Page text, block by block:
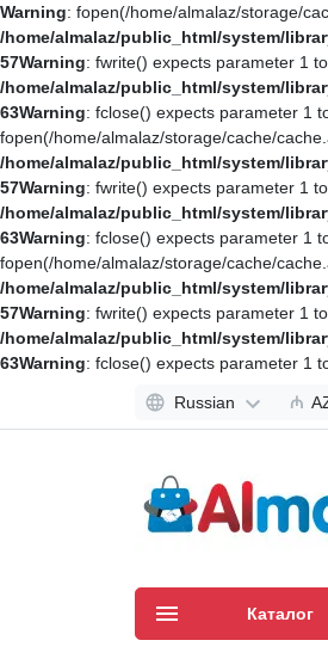
Warning: fopen(/home/almalaz/storage/
/home/almalaz/public_html/system/
57Warning: fwrite() expects parameter 1
/home/almalaz/public_html/system/
63Warning: fclose() expects parameter 1
fopen(/home/almalaz/storage/cache/
/home/almalaz/public_html/system/
57Warning: fwrite() expects parameter 1
/home/almalaz/public_html/system/
63Warning: fclose() expects parameter 1
fopen(/home/almalaz/storage/cache/
/home/almalaz/public_html/system/
57Warning: fwrite() expects parameter 1
/home/almalaz/public_html/system/
63Warning: fclose() expects parameter 1
Russian ₼
Каталог